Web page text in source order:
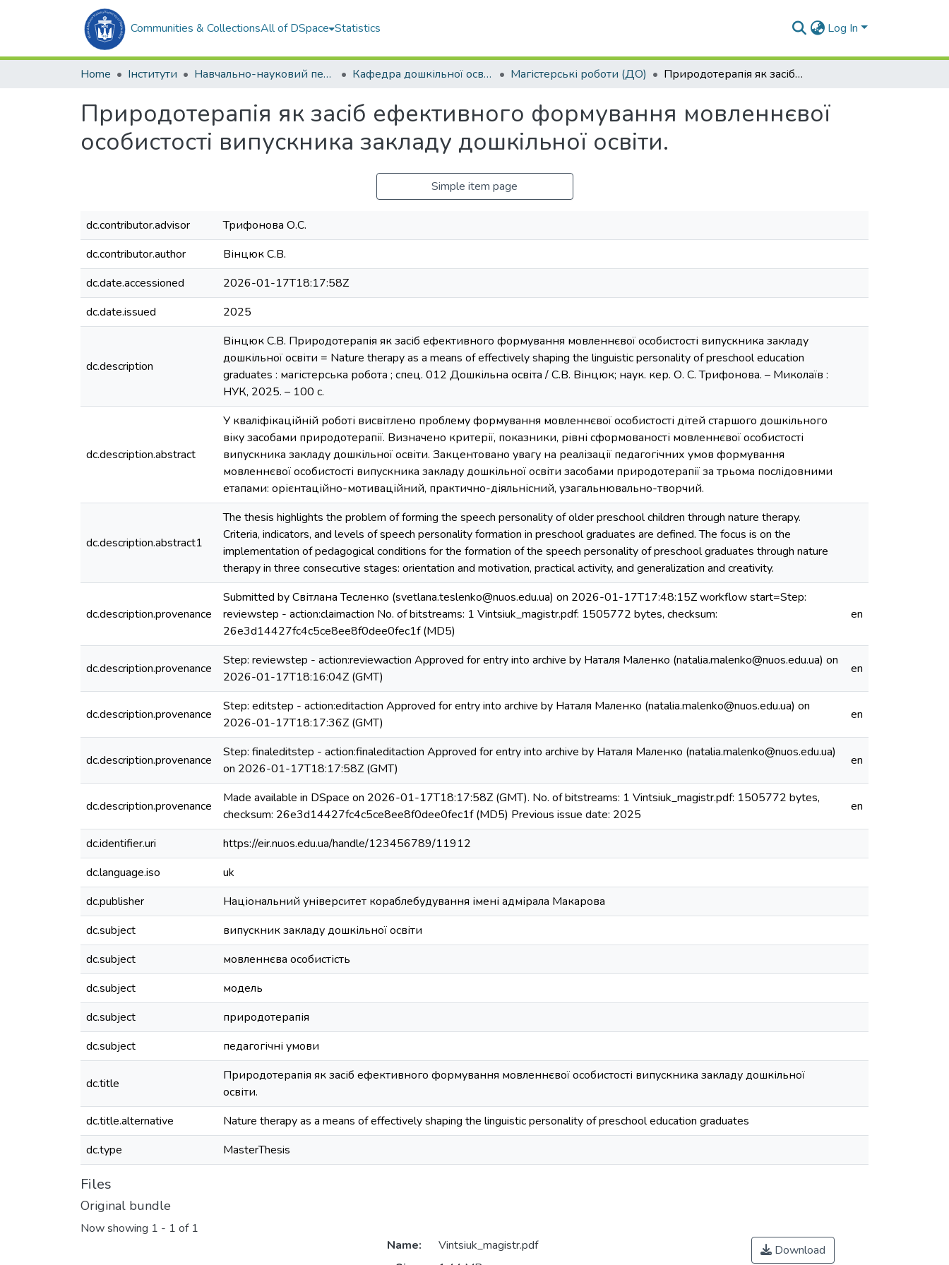
Communities & CollectionsAll of DSpace Statistics Log In
Home Інститути Навчально-науковий педагогічний інститут ім. В. О. Сухомлинського (ННПІ ім. В.О. Сухомлинського) Кафедра дошкільної освіти (ДО) Магістерські роботи (ДО) Природотерапія як засіб ефективного формування мовленнєвої особистості випускника закладу дошкільної освіти.
Природотерапія як засіб ефективного формування мовленнєвої
особистості випускника закладу дошкільної освіти.
Simple item page
dc.contributor.advisor
Трифонова О.С.
dc.contributor.author
Вінцюк С.В.
dc.date.accessioned
2026-01-17T18:17:58Z
dc.date.issued
2025
dc.description
Вінцюк С.В. Природотерапія як засіб ефективного формування мовленнєвої особистості випускника закладу
дошкільної освіти = Nature therapy as a means of effectively shaping the linguistic personality of preschool education
graduates : магістерська робота ; спец. 012 Дошкільна освіта / С.В. Вінцюк; наук. кер. О. С. Трифонова. – Миколаїв :
НУК, 2025. – 100 с.
dc.description.abstract
У кваліфікаційній роботі висвітлено проблему формування мовленнєвої особистості дітей старшого дошкільного
віку засобами природотерапії. Визначено критерії, показники, рівні сформованості мовленнєвої особистості
випускника закладу дошкільної освіти. Закцентовано увагу на реалізації педагогічних умов формування
мовленнєвої особистості випускника закладу дошкільної освіти засобами природотерапії за трьома послідовними
етапами: орієнтаційно-мотиваційний, практично-діяльнісний, узагальнювально-творчий.
dc.description.abstract1
The thesis highlights the problem of forming the speech personality of older preschool children through nature therapy.
Criteria, indicators, and levels of speech personality formation in preschool graduates are defined. The focus is on the
implementation of pedagogical conditions for the formation of the speech personality of preschool graduates through nature
therapy in three consecutive stages: orientation and motivation, practical activity, and generalization and creativity.
dc.description.provenance
Submitted by Світлана Тесленко (svetlana.teslenko@nuos.edu.ua) on 2026-01-17T17:48:15Z workflow start=Step:
reviewstep - action:claimaction No. of bitstreams: 1 Vintsiuk_magistr.pdf: 1505772 bytes, checksum:
26e3d14427fc4c5ce8ee8f0dee0fec1f (MD5)
en
dc.description.provenance
Step: reviewstep - action:reviewaction Approved for entry into archive by Наталя Маленко (natalia.malenko@nuos.edu.ua) on
2026-01-17T18:16:04Z (GMT)
en
dc.description.provenance
Step: editstep - action:editaction Approved for entry into archive by Наталя Маленко (natalia.malenko@nuos.edu.ua) on
2026-01-17T18:17:36Z (GMT)
en
dc.description.provenance
Step: finaleditstep - action:finaleditaction Approved for entry into archive by Наталя Маленко (natalia.malenko@nuos.edu.ua)
on 2026-01-17T18:17:58Z (GMT)
en
dc.description.provenance
Made available in DSpace on 2026-01-17T18:17:58Z (GMT). No. of bitstreams: 1 Vintsiuk_magistr.pdf: 1505772 bytes,
checksum: 26e3d14427fc4c5ce8ee8f0dee0fec1f (MD5) Previous issue date: 2025
en
dc.identifier.uri
https://eir.nuos.edu.ua/handle/123456789/11912
dc.language.iso
uk
dc.publisher
Національний університет кораблебудування імені адмірала Макарова
dc.subject
випускник закладу дошкільної освіти
dc.subject
мовленнєва особистість
dc.subject
модель
dc.subject
природотерапія
dc.subject
педагогічні умови
dc.title
Природотерапія як засіб ефективного формування мовленнєвої особистості випускника закладу дошкільної
освіти.
dc.title.alternative
Nature therapy as a means of effectively shaping the linguistic personality of preschool education graduates
dc.type
MasterThesis
Files
Original bundle
Now showing 1 - 1 of 1
Name:
Vintsiuk_magistr.pdf
Download